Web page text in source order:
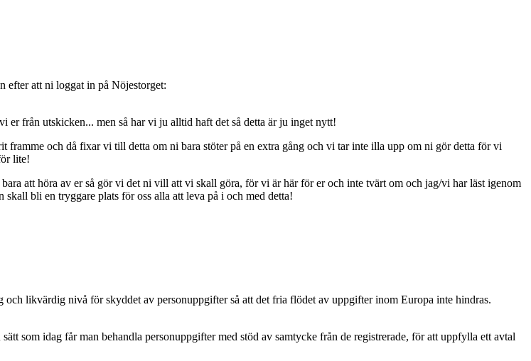
efter att ni loggat in på Nöjestorget:
från utskicken... men så har vi ju alltid haft det så detta är ju inget nytt!
och då fixar vi till detta om ni bara stöter på en extra gång och vi tar inte illa upp om ni gör detta för vi
lite!
att höra av er så gör vi det ni vill att vi skall göra, för vi är här för er och inte tvärt om och jag/vi har läst igenom
skall bli en tryggare plats för oss alla att leva på i och med detta!
likvärdig nivå för skyddet av personuppgifter så att det fria flödet av uppgifter inom Europa inte hindras.
som idag får man behandla personuppgifter med stöd av samtycke från de registrerade, för att uppfylla ett avtal